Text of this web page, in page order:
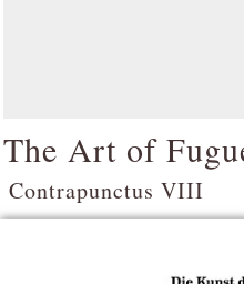
The Art of
Contrapunctus VIII